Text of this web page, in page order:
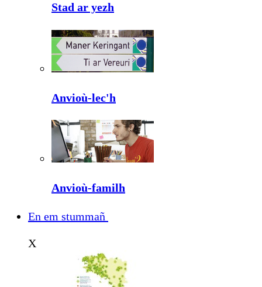
Stad ar yezh
Anvioù-lec'h
Anvioù-familh
En em stummañ
X